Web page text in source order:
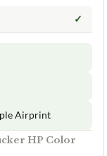
✓
Airprint
HP Color